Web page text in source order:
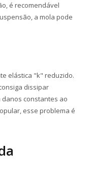
é recomendável
a mola pode
elástica "k" reduzido.
dissipar
constantes ao
esse problema é